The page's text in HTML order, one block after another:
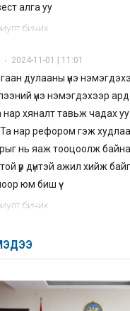
алга уу
бичих
• 2024-11-01 | 11:01
дулааны үнэ
үнэ нэмэгдэхээр
нар хяналт тавьж чадах
нар рефором гэж худлаа
нь яаж тооцоолж байна
үр дүнтэй ажил хийж
юм биш үү
бичих